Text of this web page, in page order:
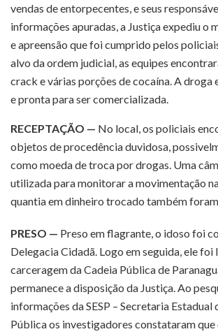
vendas de entorpecentes, e seus
informações apuradas, a Justiça expediu o
e apreensão que foi cumprido pelos
alvo da ordem judicial, as equipes
crack e várias porções de cocaína. A droga
e pronta para ser comercializada.
RECEPTAÇÃO — No local, os policiais
objetos de procedência duvidosa,
como moeda de troca por drogas. Uma
utilizada para monitorar a movimentação
quantia em dinheiro trocado também
PRESO — Preso em flagrante, o idoso foi
Delegacia Cidadã. Logo em seguida, ele foi
carceragem da Cadeia Pública de
permanece a disposição da Justiça. Ao
informações da SESP – Secretaria Estadual
Pública os investigadores constataram que